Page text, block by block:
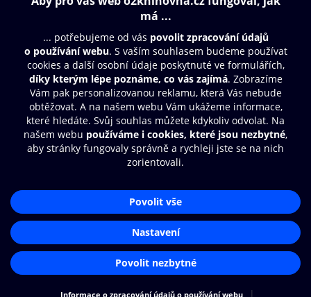
Obsah ke stažení
Moje O2 Knihovna
Další zábava
© O2 Czech Republic a.s.
Přístupnost
Zásady zpracování osobních údajů
Nastavení cookies
Aplikace O2 Knihovna
Čti a poslouchej své e-knihy a
audioknihy rychleji a pohodlněji.